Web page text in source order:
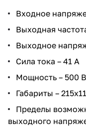
Входное
Выходная
Выходное
Сила тока – 41 А
Мощность – 500
Габариты –
Пределы
выходного